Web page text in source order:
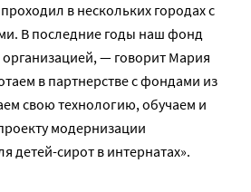
в нескольких городах с
В последние годы наш фонд
— говорит Мария
в партнерстве с фондами из
свою технологию, обучаем и
модернизации
детей-сирот в интернатах».